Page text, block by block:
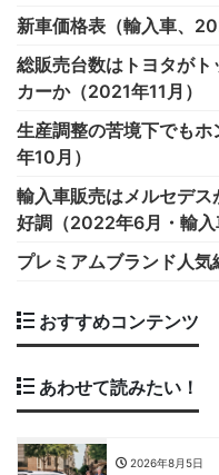
新車価格表（輸入車、
総販売台数はトヨタが
カーか（2021年11月）
生産調整の苦境下でも
年10月）
輸入車販売はメルセデ
好調（2022年6月・輸入
プレミアムブランド人
おすすめコンテンツ
あわせて読みたい！
2026年8月5日